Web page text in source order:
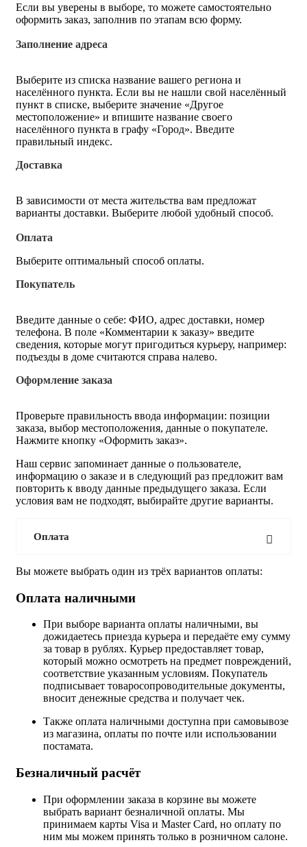
Если вы уверены в выборе, то можете самостоятельно
оформить заказ, заполнив по этапам всю форму.
Заполнение адреса
Выберите из списка название вашего региона и
населённого пункта. Если вы не нашли свой населённый
пункт в списке, выберите значение «Другое
местоположение» и впишите название своего
населённого пункта в графу «Город». Введите
правильный индекс.
Доставка
В зависимости от места жительства вам предложат
варианты доставки. Выберите любой удобный способ.
Оплата
Выберите оптимальный способ оплаты.
Покупатель
Введите данные о себе: ФИО, адрес доставки, номер
телефона. В поле «Комментарии к заказу» введите
сведения, которые могут пригодиться курьеру, например:
подъезды в доме считаются справа налево.
Оформление заказа
Проверьте правильность ввода информации: позиции
заказа, выбор местоположения, данные о покупателе.
Нажмите кнопку «Оформить заказ».
Наш сервис запоминает данные о пользователе,
информацию о заказе и в следующий раз предложит вам
повторить к вводу данные предыдущего заказа. Если
условия вам не подходят, выбирайте другие варианты.
Оплата
Вы можете выбрать один из трёх вариантов оплаты:
Оплата наличными
При выборе варианта оплаты наличными, вы
дожидаетесь приезда курьера и передаёте ему сумму
за товар в рублях. Курьер предоставляет товар,
который можно осмотреть на предмет повреждений,
соответствие указанным условиям. Покупатель
подписывает товаросопроводительные документы,
вносит денежные средства и получает чек.
Также оплата наличными доступна при самовывозе
из магазина, оплаты по почте или использовании
постамата.
Безналичный расчёт
При оформлении заказа в корзине вы можете
выбрать вариант безналичной оплаты. Мы
принимаем карты Visa и Master Card, но оплату по
ним мы можем принять только в розничном салоне.